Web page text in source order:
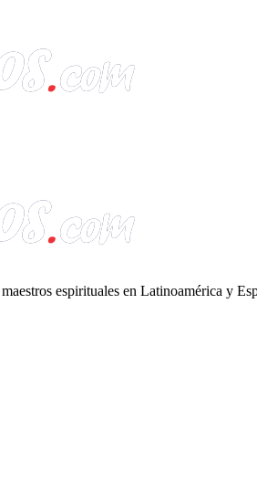
espirituales en Latinoamérica y